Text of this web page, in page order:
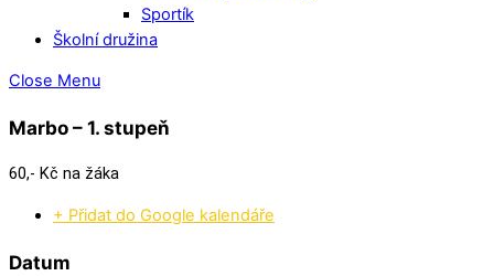
Sportík
Školní družina
Close Menu
Marbo – 1. stupeň
60,- Kč na žáka
+ Přidat do Google kalendáře
Datum